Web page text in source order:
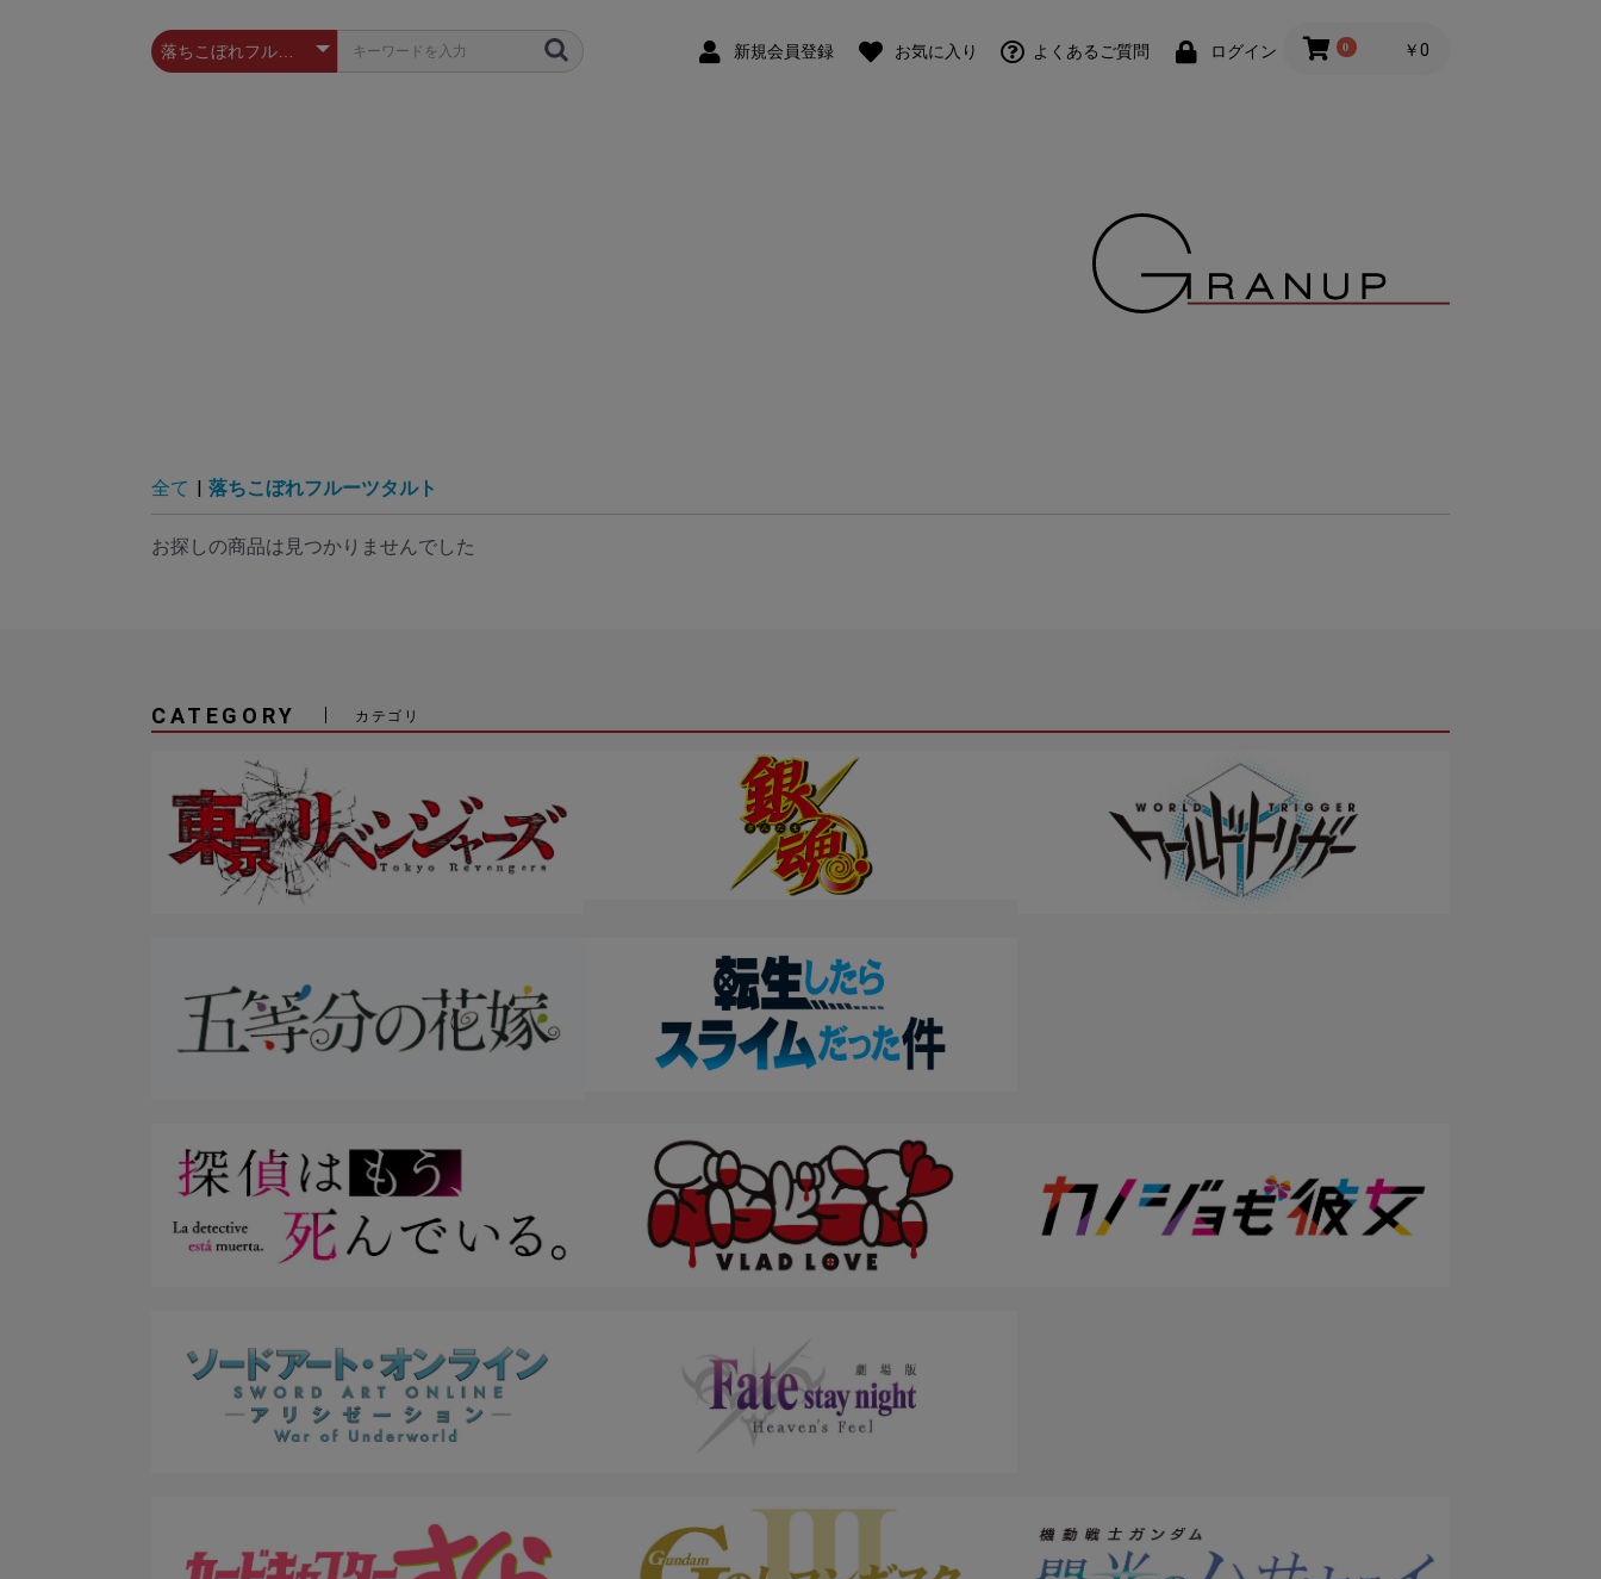
新規会員登録 お気に入り よくあるご質問 ログイン 0 ￥0
全て | 落ちこぼれフルーツタルト
お探しの商品は見つかりませんでした
CATEGORY カテゴリ